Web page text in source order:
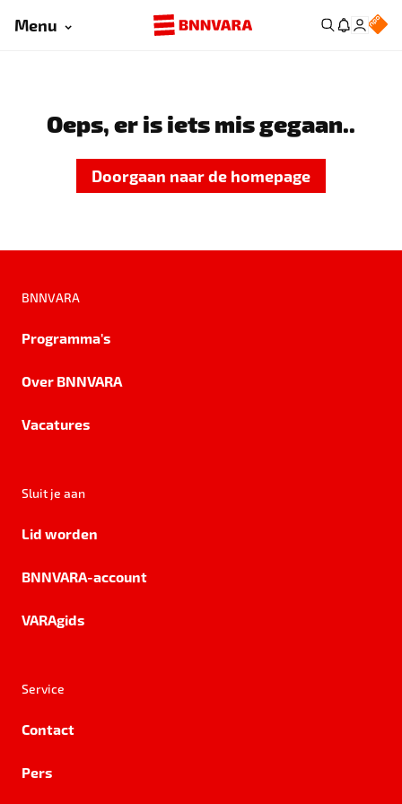
Menu
Oeps, er is iets mis gegaan..
Doorgaan naar de homepage
BNNVARA
Programma's
Over BNNVARA
Vacatures
Sluit je aan
Lid worden
BNNVARA-account
VARAgids
Service
Contact
Pers